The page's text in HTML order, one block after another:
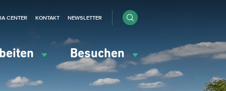
Besuchen
CENTER KONTAKT NEWSLETTER